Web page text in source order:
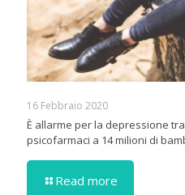
16 Febbraio 2020
È allarme per la depressione
psicofarmaci a 14 milioni di
Read more